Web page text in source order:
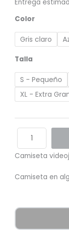
Entrega
Color
Gris claro
Talla
S - Pequeño
XL - Extra
Camiseta
of
Warcraft
3
Camiseta
Camiseta en